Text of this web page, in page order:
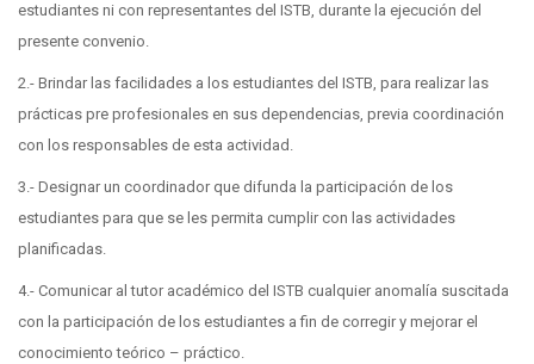
estudiantes ni con representantes del ISTB, durante la ejecución del
presente convenio.
2.- Brindar las facilidades a los estudiantes del ISTB, para realizar las
prácticas pre profesionales en sus dependencias, previa coordinación
con los responsables de esta actividad.
3.- Designar un coordinador que difunda la participación de los
estudiantes para que se les permita cumplir con las actividades
planificadas.
4.- Comunicar al tutor académico del ISTB cualquier anomalía suscitada
con la participación de los estudiantes a fin de corregir y mejorar el
conocimiento teórico – práctico.